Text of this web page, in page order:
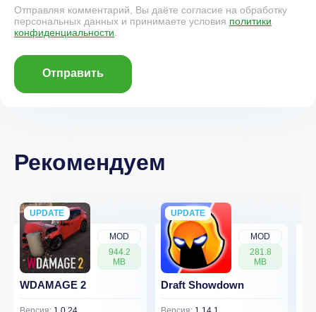
Отправляя комментарий, Вы даёте согласие на обработку
персональных данных и принимаете условия политики
конфиденциальности
Отправить
Рекомендуем
MOD
944.2
MB
UPDATE
NEW
WDAMAGE 2
MOD
281.8
MB
UPDATE
NEW
Draft Showdown